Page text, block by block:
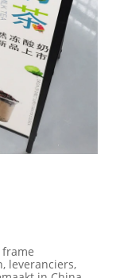
leveranciers,